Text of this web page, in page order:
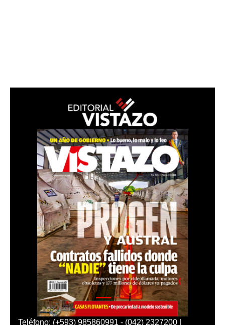
Teléfono: (+593) 985860991 - (042) 2327200 |